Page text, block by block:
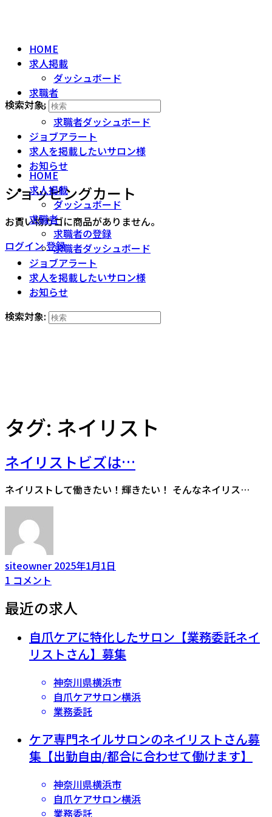
HOME
求人掲載
ダッシュボード
求職者
求職者の登録
求職者ダッシュボード
ジョブアラート
求人を掲載したいサロン様
お知らせ
ショッピングカート
お買い物カゴに商品がありません。
ログイン登録
検索対象:
HOME
求人掲載
ダッシュボード
求職者
求職者の登録
求職者ダッシュボード
ジョブアラート
求人を掲載したいサロン様
お知らせ
検索対象:
タグ: ネイリスト
ネイリストビズは…
ネイリストして働きたい！輝きたい！ そんなネイリス…
siteowner2025年1月1日
1 コメント
最近の求人
自爪ケアに特化したサロン【業務委託ネイ
リストさん】募集
神奈川県横浜市
自爪ケアサロン横浜
業務委託
ケア専門ネイルサロンのネイリストさん募
集【出勤自由/都合に合わせて働けます】
神奈川県横浜市
自爪ケアサロン横浜
業務委託